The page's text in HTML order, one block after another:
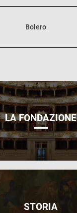
Bolero
LA FONDAZIONE
STORIA